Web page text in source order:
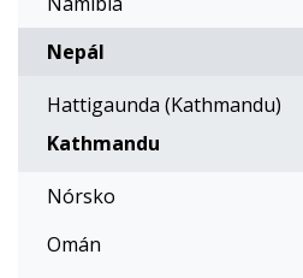
Nepál
Hattigaunda (Kathmandu)
Kathmandu
Nórsko
Omán